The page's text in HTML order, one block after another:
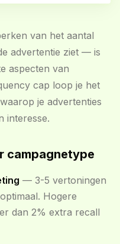
van het aantal
advertentie ziet — is
aspecten van
cap loop je het
je advertenties
interesse.
campagnetype
— 3-5 vertoningen
Hogere
dan 2% extra recall